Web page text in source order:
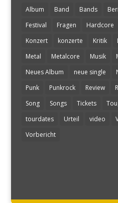
Album Band Bands
Festival
Fragen Hardcore
Konzert
konzerte Kritik
Metal
Metalcore Musik
Neues Album
neue single
Punk
Punkrock Review
Song
Songs Tickets
tourdates
Urteil video
Vorbericht